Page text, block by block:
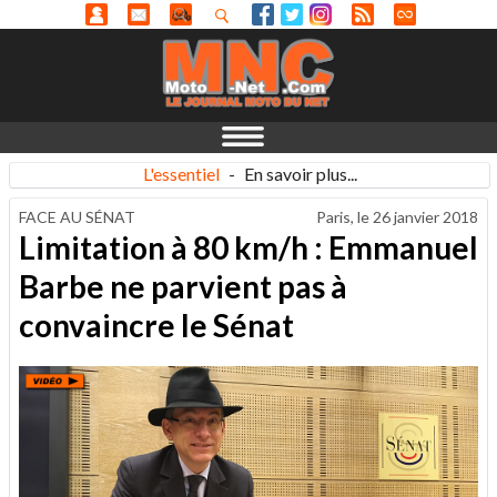
L'essentiel - En savoir plus...
FACE AU SÉNAT Paris, le 26 janvier 2018
Limitation à 80 km/h : Emmanuel
Barbe ne parvient pas à
convaincre le Sénat